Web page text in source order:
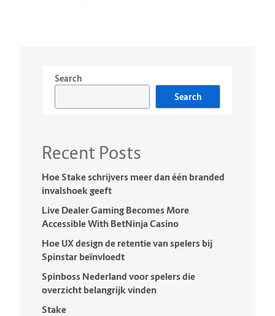
Search
Search
Recent Posts
Hoe Stake schrijvers meer dan één branded
invalshoek geeft
Live Dealer Gaming Becomes More
Accessible With BetNinja Casino
Hoe UX design de retentie van spelers bij
Spinstar beïnvloedt
Spinboss Nederland voor spelers die
overzicht belangrijk vinden
Stake